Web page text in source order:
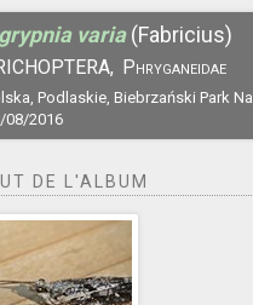
varia (Fabricius)
Phryganeidae
Podlaskie, Biebrzański Park
08/2016
DE L'ALBUM